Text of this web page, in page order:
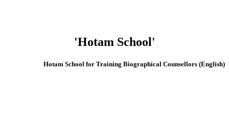
'Hotam School'
(English) Hotam School for Training Biographical Counsellors